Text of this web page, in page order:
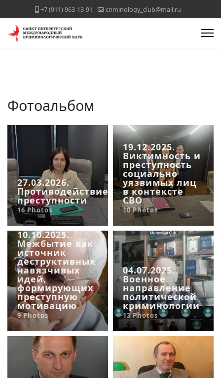
+7 (911) 963-13-91 criminology_club@mail.ru
Фотоальбом
27.03.2026.
Противодействие
преступности
16 Photos
19.12.2025.
Виктимность и
преступность
социально
уязвимых лиц
в контексте
СВО
10 Photos
10.10.2025.
Межбытие как
источник
деструктивных
навязчивых
идей,
формирующих
преступную
мотивацию
9 Photos
04.07.2025.
Военное
направление
политической
криминологии
13 Photos